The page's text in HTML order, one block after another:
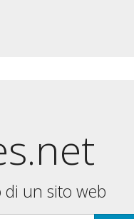
di un sito web